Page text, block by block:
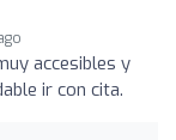
accesibles y
ir con cita.